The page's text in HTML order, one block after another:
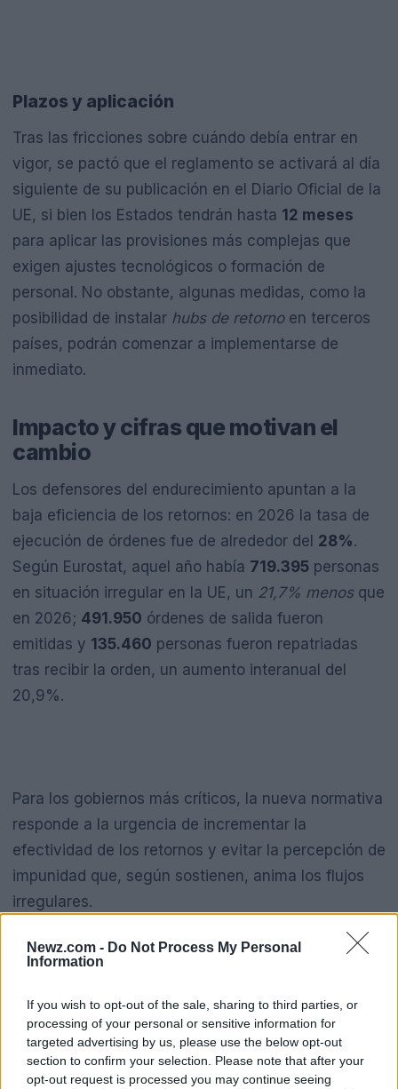
Newz.com - Do Not Process My Personal
Information
If you wish to opt-out of the sale, sharing to third parties, or
processing of your personal or sensitive information for
targeted advertising by us, please use the below opt-out
section to confirm your selection. Please note that after your
opt-out request is processed you may continue seeing
Plazos y aplicación
Tras las fricciones sobre cuándo debía entrar en
vigor, se pactó que el reglamento se activará al día
siguiente de su publicación en el Diario Oficial de la
UE, si bien los Estados tendrán hasta 12 meses
para aplicar las provisiones más complejas que
exigen ajustes tecnológicos o formación de
personal. No obstante, algunas medidas, como la
posibilidad de instalar hubs de retornoen terceros
países, podrán comenzar a implementarse de
inmediato.
Impacto y cifras que motivan el
cambio
Los defensores del endurecimiento apuntan a la
baja eficiencia de los retornos: en 2026 la tasa de
ejecución de órdenes fue de alrededor del 28%.
Según Eurostat, aquel año había 719.395 personas
en situación irregular en la UE, un 21,7% menosque
en 2026; 491.950 órdenes de salida fueron
emitidas y 135.460 personas fueron repatriadas
tras recibir la orden, un aumento interanual del
20,9%.
Para los gobiernos más críticos, la nueva normativa
responde a la urgencia de incrementar la
efectividad de los retornos y evitar la percepción de
impunidad que, según sostienen, anima los flujos
irregulares.